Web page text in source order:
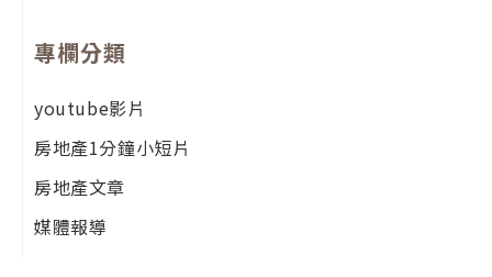
專欄分類
youtube影片
房地產1分鐘小短片
房地產文章
媒體報導